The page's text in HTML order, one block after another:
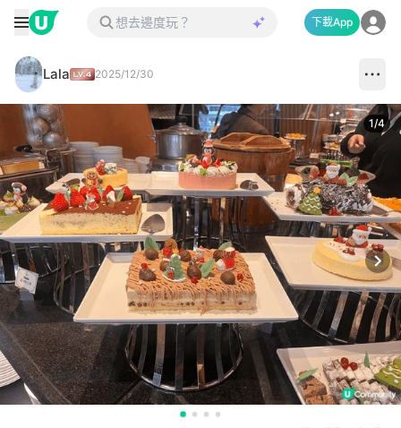
下載App
Lala 2025/12/30
1/4